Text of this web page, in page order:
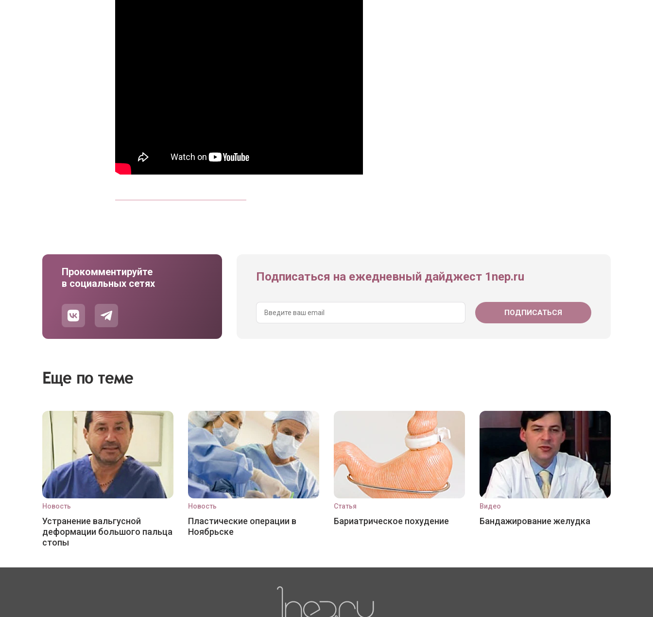
Прокомментируйте
в социальных сетях
Подписаться на ежедневный дайджест 1nep.ru
Еще по теме
Новость
Устранение вальгусной
деформации большого пальца
стопы
Новость
Пластические операции в
Ноябрьске
Статья
Бариатрическое похудение
Видео
Бандажирование желудка